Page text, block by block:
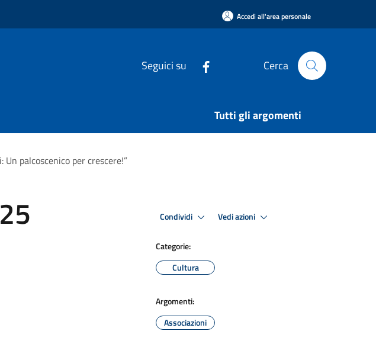
Accedi all'area personale
Seguici su Cerca
Tutti gli argomenti
palcoscenico per crescere!”
Condividi Vedi azioni
Categorie:
Cultura
Argomenti:
Associazioni